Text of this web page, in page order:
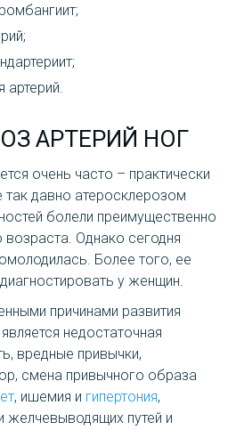
артерий.
АРТЕРИЙ НОГ
очень часто – практически
так давно атеросклерозом
болели преимущественно
Однако сегодня
Более того, ее
у женщин.
причинами развития
недостаточная
вредные привычки,
смена привычного образа
, ишемия и гипертония,
желчевыводящих путей и